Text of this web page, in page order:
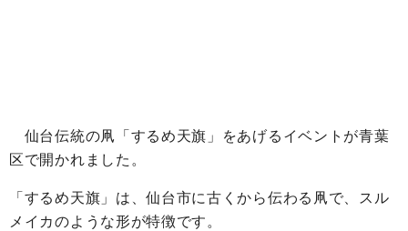
仙台伝統の凧「するめ天旗」をあげるイベントが青葉
区で開かれました。
「するめ天旗」は、仙台市に古くから伝わる凧で、スル
メイカのような形が特徴です。